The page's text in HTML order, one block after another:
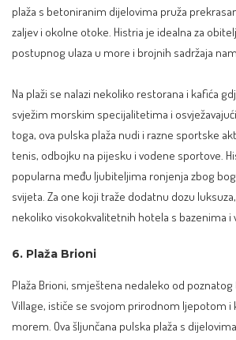
plaža s betoniranim dijelovima pruža
zaljev i okolne otoke. Histria je idealna za
postupnog ulaza u more i brojnih sadržaja
Na plaži se nalazi nekoliko restorana i kafića
svježim morskim specijalitetima i
toga, ova pulska plaža nudi i razne sportske
tenis, odbojku na pijesku i vodene sportove.
popularna među ljubiteljima ronjenja zbog
svijeta. Za one koji traže dodatnu dozu
nekoliko visokokvalitetnih hotela s bazenima i
6. Plaža Brioni
Plaža Brioni, smještena nedaleko od
Village, ističe se svojom prirodnom ljepotom i
morem. Ova šljunčana pulska plaža s